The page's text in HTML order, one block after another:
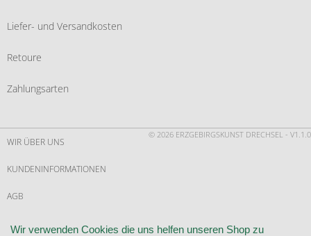
Liefer- und Versandkosten
Retoure
Zahlungsarten
© 2026 ERZGEBIRGSKUNST DRECHSEL - V1.1.0
WIR ÜBER UNS
KUNDENINFORMATIONEN
AGB
WIDERRUF
Wir verwenden Cookies die uns helfen unseren Shop zu